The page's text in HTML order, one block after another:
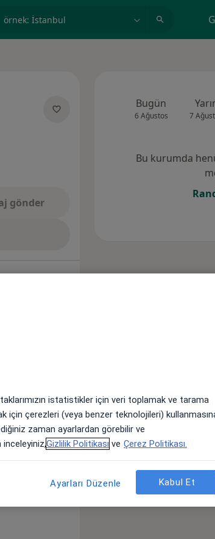
örnek: İstanbul
gönder
(12)
Hastalığı
Bugün
6 Ağustos 7
Bu kurumda
istatistikler için veri toplamak ve tarama
için çerezleri (veya benzer teknolojileri)
zaman ayarlardan görebilir ve
inceleyiniz,Gizlilik Politikası ve Çerez Politikası.
Ayarları Düzenle Kabul Et